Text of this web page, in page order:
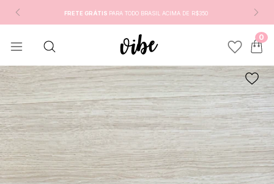
FRETE GRÁTIS PARA TODO BRASIL ACIMA DE R$350
0